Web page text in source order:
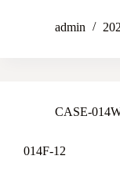
admin
CASE-
014F-12